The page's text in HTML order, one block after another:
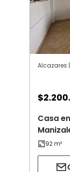
Alcazares
$
Casa